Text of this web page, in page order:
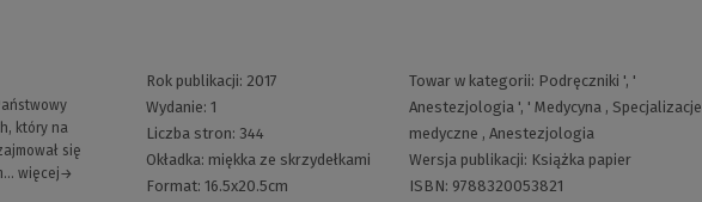
który na
się
więcej→
Rok publikacji: 2017
Wydanie: 1
Liczba stron: 344
Okładka: miękka ze skrzydełkami
Format: 16.5x20.5cm
Towar w kategorii: Podręczniki ', '
Anestezjologia', ' Medycyna, Specjalizacje
medyczne , Anestezjologia
Wersja publikacji: Książka papier
ISBN: 9788320053821